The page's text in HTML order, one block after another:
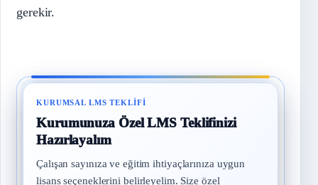
gerekir.
KURUMSAL LMS TEKLIFI
Kurumunuza Özel LMS Teklifinizi
Hazırlayalım
Çalışan sayınıza ve eğitim ihtiyaçlarınıza uygun
lisans seçeneklerini belirleyelim. Size özel